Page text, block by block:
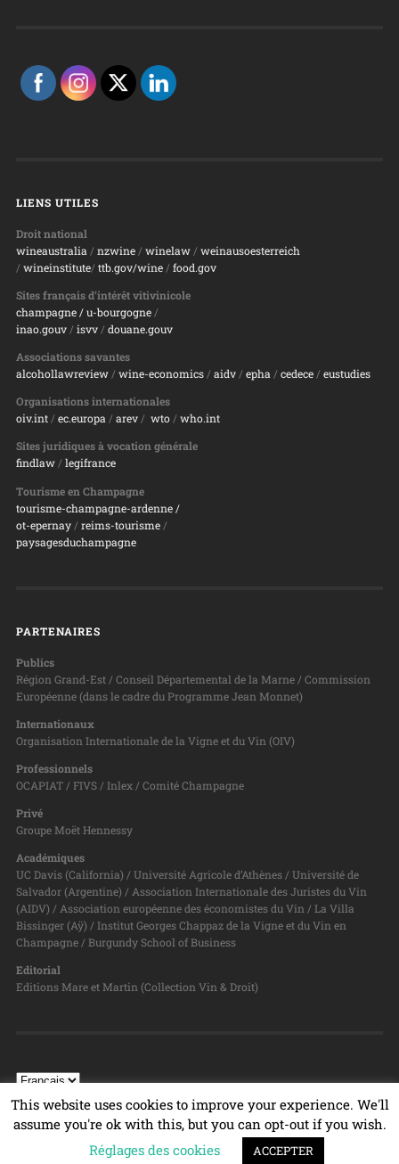
LIENS UTILES
Droit national
wineaustralia / nzwine/ winelaw/ weinausoesterreich
/ wineinstitute/ ttb.gov/wine/ food.gov
Sites français d’intérêt vitivinicole
champagne/ u-bourgogne/
inao.gouv/ isvv/ douane.gouv
Associations savantes
alcohollawreview/ wine-economics/ aidv/ epha / cedece/ eustudies
Organisations internationales
oiv.int/ ec.europa/ arev/ wto/ who.int
Sites juridiques à vocation générale
findlaw/ legifrance
Tourisme en Champagne
tourisme-champagne-ardenne /
ot-epernay/ reims-tourisme/
paysagesduchampagne
PARTENAIRES
Publics
Région Grand-Est / Conseil Départemental de la Marne / Commission
Européenne (dans le cadre du Programme Jean Monnet)
Internationaux
Organisation Internationale de la Vigne et du Vin (OIV)
Professionnels
OCAPIAT / FIVS / Inlex / Comité Champagne
Privé
Groupe Moët Hennessy
Académiques
UC Davis (California) / Université Agricole d’Athènes / Université de
Salvador (Argentine) / Association Internationale des Juristes du Vin
(AIDV) / Association européenne des économistes du Vin / La Villa
Bissinger (Aÿ) / Institut Georges Chappaz de la Vigne et du Vin en
Champagne / Burgundy School of Business
Editorial
Editions Mare et Martin (Collection Vin & Droit)
PROGRAMME VIN & DROIT
This website uses cookies to improve your experience. We'll
assume you're ok with this, but you can opt-out if you wish.
Réglages des cookies
ACCEPTER